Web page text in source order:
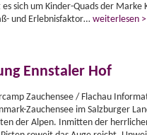
sich um Kinder-Quads der
und Erlebnisfaktor… weiterlesen >
Ennstaler Hof
Zauchensee / Flachau
Zauchensee im Salzburger
der Alpen. Inmitten der